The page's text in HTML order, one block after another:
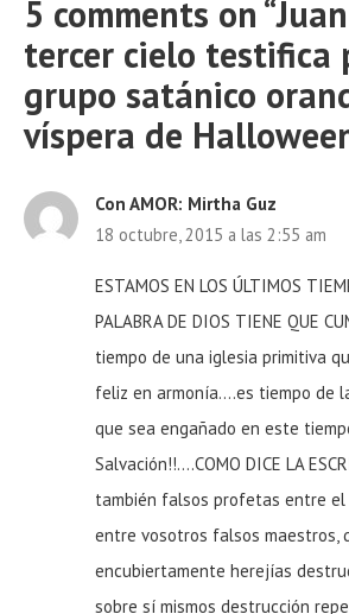
5 comments on “
tercer cielo testifica
grupo satánico
víspera de
Con AMOR: Mirtha Guz
18 octubre, 2015 a las 2:55 am
ESTAMOS EN LOS ÚLTIMOS
PALABRA DE DIOS TIENE QUE
tiempo de una iglesia primitiva
feliz en armonía….es tiempo de
que sea engañado en este
Salvación!!….COMO DICE LA
también falsos profetas entre el
entre vosotros falsos maestros,
encubiertamente herejías
sobre sí mismos destrucción